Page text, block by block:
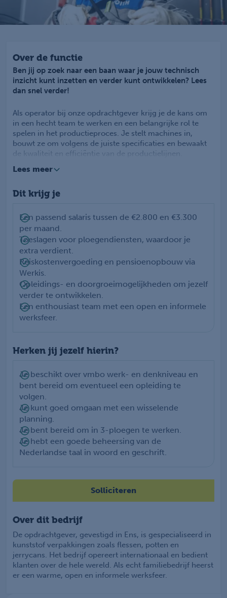
Over de functie
Ben jij op zoek naar een baan waar je jouw technisch
inzicht kunt inzetten en verder kunt ontwikkelen? Lees
dan snel verder!
Als operator bij onze opdrachtgever krijg je de kans om
in een hecht team te werken en een belangrijke rol te
spelen in het productieproces. Je stelt machines in,
bouwt ze om volgens de juiste specificaties en bewaakt
de kwaliteit en efficiëntie van de productielijnen.
aan een veilige en nette werkplek. Ook houd je je
Lees meer
Dit krijg je
Een passend salaris tussen de €2.800 en €3.300
per maand.
Toeslagen voor ploegendiensten, waardoor je
extra verdient.
Reiskostenvergoeding en pensioenopbouw via
Werkis.
Opleidings- en doorgroeimogelijkheden om jezelf
verder te ontwikkelen.
Een enthousiast team met een open en informele
werksfeer.
Herken jij jezelf hierin?
Je beschikt over vmbo werk- en denkniveau en
bent bereid om eventueel een opleiding te
volgen.
Je kunt goed omgaan met een wisselende
planning.
Je bent bereid om in 3-ploegen te werken.
Je hebt een goede beheersing van de
Nederlandse taal in woord en geschrift.
Solliciteren
Over dit bedrijf
De opdrachtgever, gevestigd in Ens, is gespecialiseerd in
kunststof verpakkingen zoals flessen, potten en
jerrycans. Het bedrijf opereert internationaal en bedient
klanten over de hele wereld. Als echt familiebedrijf heerst
er een warme, open en informele werksfeer.